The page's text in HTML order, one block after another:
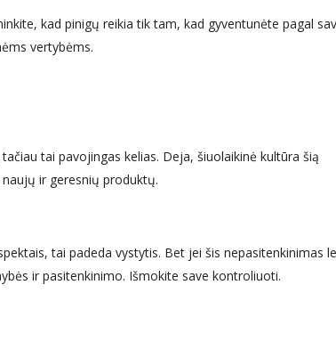
kad pinigų reikia tik tam, kad gyventunėte pagal
vertybėms.
tai pavojingas kelias. Deja, šiuolaikinė kultūra šią
ir geresnių produktų.
tai padeda vystytis. Bet jei šis nepasitenkinimas
ir pasitenkinimo. Išmokite save kontroliuoti.